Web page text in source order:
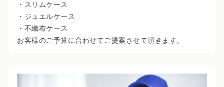
・スリムケース
・ジュエルケース
・不織布ケース
お客様のご予算に合わせてご提案させて頂きます。